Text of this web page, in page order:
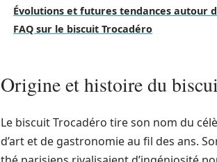
Évolutions et futures tendances autour
FAQ sur le biscuit Trocadéro
Origine et histoire du
Le biscuit Trocadéro tire son nom du
d’art et de gastronomie au fil des ans.